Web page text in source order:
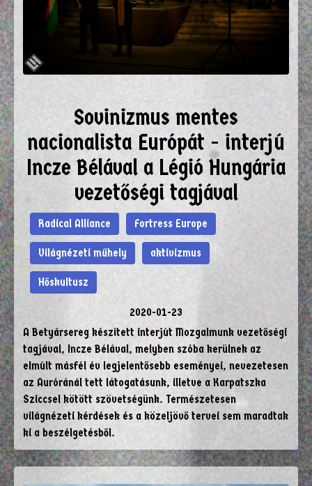
Sovinizmus mentes
nacionalista Európát - interjú
Incze Bélával a Légió Hungária
vezetőségi tagjával
Radical Alliance Fortress Europe
Világnézeti műhely aktivizmus
Hőskultusz
2020-01-23
A Betyársereg készített interjút Mozgalmunk vezetőségi
tagjával, Incze Bélával, melyben szóba kerülnek az
elmúlt másfél év legjelentősebb eseményei, nevezetesen
az Auróránál tett látogatásunk, illetve a Karpatszka
Sziccsel kötött szövetségünk. Természetesen
világnézeti kérdések és a közeljövő tervei sem maradtak
ki a beszélgetésből.